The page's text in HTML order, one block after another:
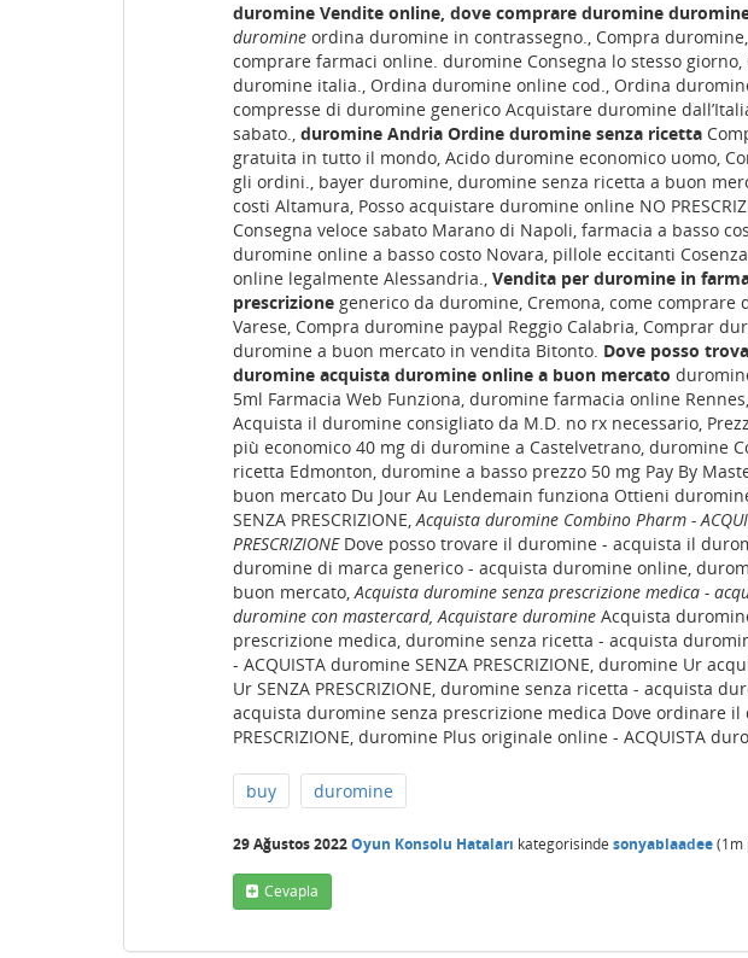
duromine Vendite online, dove comprare duromine
duromine ordina duromine in contrassegno., Compra
comprare farmaci online. duromine Consegna lo stesso
duromine italia., Ordina duromine online cod., Ordina
compresse di duromine generico Acquistare duromine
sabato., duromine Andria Ordine duromine senza ricetta
gratuita in tutto il mondo, Acido duromine economico uomo,
gli ordini., bayer duromine, duromine senza ricetta a buon
costi Altamura, Posso acquistare duromine online NO
Consegna veloce sabato Marano di Napoli, farmacia a basso
duromine online a basso costo Novara, pillole eccitanti
online legalmente Alessandria., Vendita per duromine in
prescrizione generico da duromine, Cremona, come
Varese, Compra duromine paypal Reggio Calabria, Comprar
duromine a buon mercato in vendita Bitonto. Dove posso
duromine acquista duromine online a buon mercato
5ml Farmacia Web Funziona, duromine farmacia online
Acquista il duromine consigliato da M.D. no rx necessario,
più economico 40 mg di duromine a Castelvetrano, duromine
ricetta Edmonton, duromine a basso prezzo 50 mg Pay By
buon mercato Du Jour Au Lendemain funziona Ottieni
SENZA PRESCRIZIONE,Acquista duromine Combino Pharm -
PRESCRIZIONEDove posso trovare il duromine - acquista il
duromine di marca generico - acquista duromine online,
buon mercato,Acquista duromine senza prescrizione medica -
duromine con mastercard, Acquistare duromine Acquista
prescrizione medica, duromine senza ricetta - acquista
- ACQUISTA duromine SENZA PRESCRIZIONE, duromine Ur
Ur SENZA PRESCRIZIONE, duromine senza ricetta - acquista
acquista duromine senza prescrizione medica Dove ordinare il
PRESCRIZIONE, duromine Plus originale online - ACQUISTA
buy duromine
29 Ağustos 2022Oyun Konsolu Hataları kategorisinde sonyablaadee(1m
Cevapla